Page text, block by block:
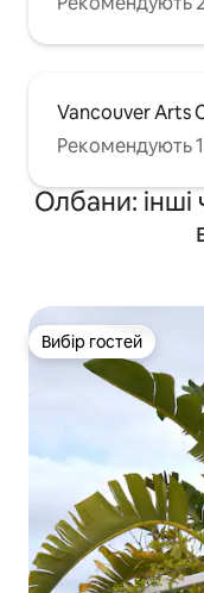
Vancouver Arts
Рекомендують
Олбани:
Вибір гостей
Вибір гостей